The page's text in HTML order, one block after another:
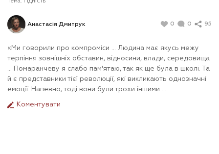
Анастасія Дмитрук 0 0 95
«Ми говорили про компроміси ... Людина має якусь межу
терпіння зовнішніх обставин, відносини, влади, середовища
... Помаранчеву я слабо пам'ятаю, так як ще була в школі. Та
й є представники тієї революції, які викликають однозначні
емоції. Напевно, тоді вони були трохи іншими ...
Коментувати